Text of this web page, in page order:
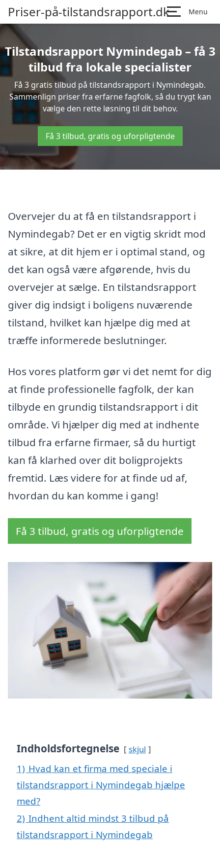
Priser-på-tilstandsrapport.dk Menu
Tilstandsrapport Nymindegab – få 3
tilbud fra lokale specialister
Få 3 gratis tilbud på tilstandsrapport i Nymindegab.
Sammenlign priser fra erfarne fagfolk, så du trygt kan
vælge den rette løsning til dit behov.
Få 3 tilbud, gratis og uforpligtende
Overvejer du at få en tilstandsrapport i
Nymindegab? Det er en vigtig skridt mod
at sikre, at dit hjem er i optimal stand, og
det kan også være afgørende, hvis du
overvejer at sælge. En tilstandsrapport
giver dig indsigt i boligens nuværende
tilstand, hvilket kan hjælpe dig med at
træffe informerede beslutninger.
Hos vores platform gør vi det nemt for dig
at finde professionelle fagfolk, der kan
tilbyde en grundig tilstandsrapport i dit
område. Vi hjælper dig med at indhente
tilbud fra erfarne firmaer, så du hurtigt
kan få klarhed over dit boligprojekts
fremtid. Læs videre for at finde ud af,
hvordan du kan komme i gang!
Få 3 tilbud, gratis og uforpligtende
Indholdsfortegnelse skjul
1) Hvad kan et firma med speciale i
tilstandsrapport i Nymindegab hjælpe
med?
2) Indhent altid mindst 3 tilbud på
tilstandsrapport i Nymindegab